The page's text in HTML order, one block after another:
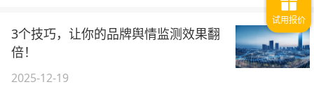
3个技巧，让你的品牌舆情监测效果翻
倍！
2025-12-19